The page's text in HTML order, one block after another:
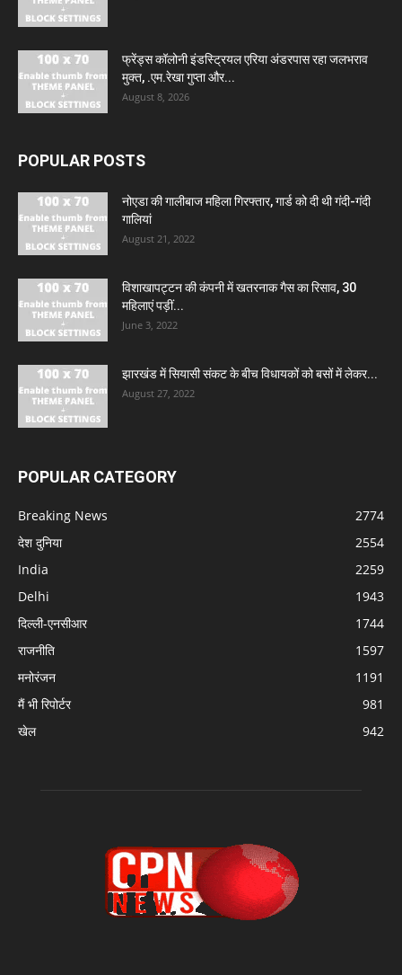
फ्रेंड्स कॉलोनी इंडस्ट्रियल एरिया अंडरपास रहा जलभराव
मुक्त, .एम.रेखा गुप्ता और...
August 8, 2026
POPULAR POSTS
नोएडा की गालीबाज महिला गिरफ्तार, गार्ड को दी थी गंदी-गंदी
गालियां
August 21, 2022
विशाखापट्टन की कंपनी में खतरनाक गैस का रिसाव, 30
महिलाएं पड़ीं...
June 3, 2022
झारखंड में सियासी संकट के बीच विधायकों को बसों में लेकर...
August 27, 2022
POPULAR CATEGORY
Breaking News
2774
देश दुनिया
2554
India
2259
Delhi
1943
दिल्ली-एनसीआर
1744
राजनीति
1597
मनोरंजन
1191
मैं भी रिपोर्टर
981
खेल
942